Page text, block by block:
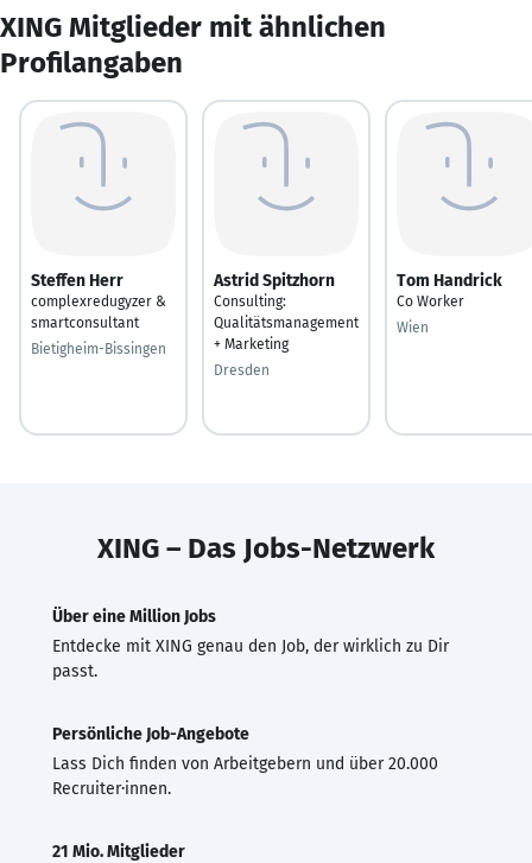
XING Mitglieder mit ähnlichen
Profilangaben
Steffen Herr
complexredugyzer &
smartconsultant
Bietigheim-Bissingen
Astrid Spitzhorn
Consulting:
Qualitätsmanagement
+ Marketing
Dresden
Tom Handrick
Co Worker
Wien
XING – Das Jobs-Netzwerk
Über eine Million Jobs
Entdecke mit XING genau den Job, der wirklich zu Dir
passt.
Persönliche Job-Angebote
Lass Dich finden von Arbeitgebern und über 20.000
Recruiter·innen.
21 Mio. Mitglieder